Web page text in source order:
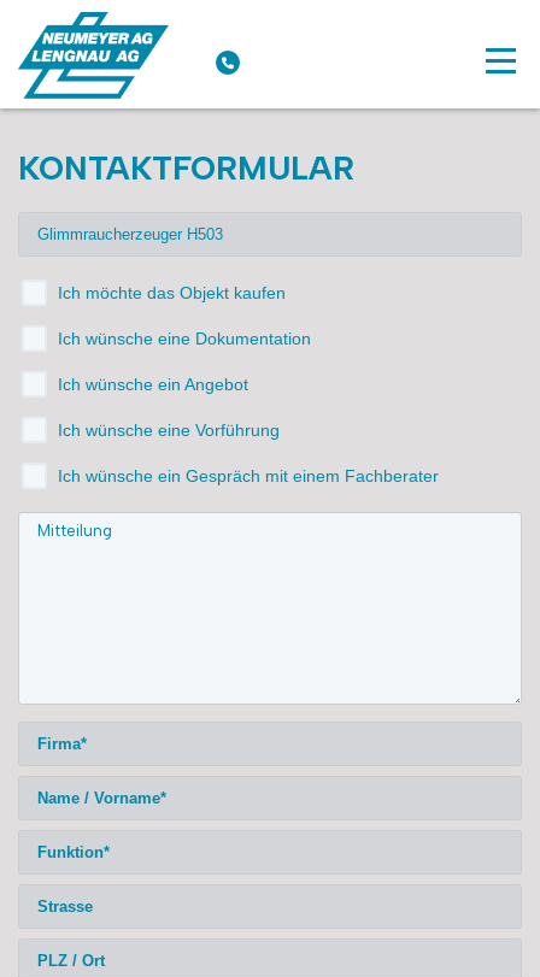
KONTAKTFORMULAR
Ich möchte das Objekt kaufen
Ich wünsche eine Dokumentation
Ich wünsche ein Angebot
Ich wünsche eine Vorführung
Ich wünsche ein Gespräch mit einem Fachberater